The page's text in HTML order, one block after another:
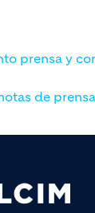
prensa y
de prensa